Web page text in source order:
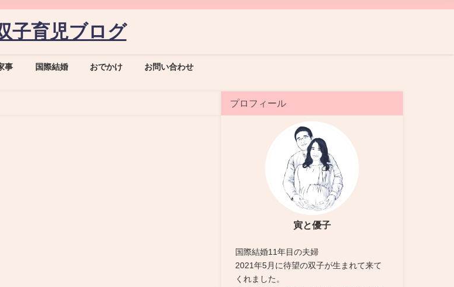
子育児ブログ
事 国際結婚 おでかけ お問い合わせ
プロフィール
寅と優子
国際結婚11年目の夫婦
2021年5月に待望の双子が生まれて来て
くれました。